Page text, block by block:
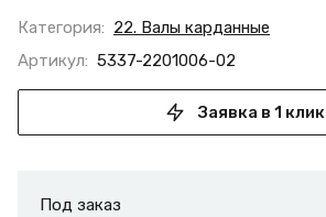
Категория: 22. Валы карданные
Артикул: 5337-2201006-02
Заявка в 1 клик
Под заказ